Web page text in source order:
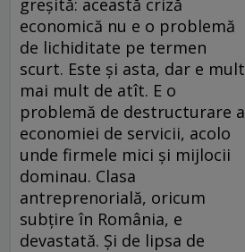
greșită: această criză
economică nu e o problemă
de lichiditate pe termen
scurt. Este și asta, dar e mult
mai mult de atît. E o
problemă de destructurare a
economiei de servicii, acolo
unde firmele mici și mijlocii
dominau. Clasa
antreprenorială, oricum
subțire în România, e
devastată. Și de lipsa de